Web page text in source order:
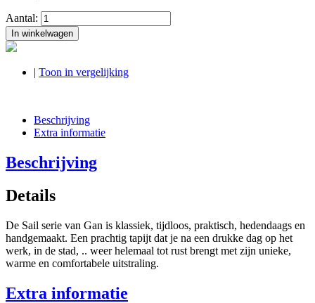
Aantal:
In winkelwagen
| Toon in vergelijking
Beschrijving
Extra informatie
Beschrijving
Details
De Sail serie van Gan is klassiek, tijdloos, praktisch, hedendaags en
handgemaakt. Een prachtig tapijt dat je na een drukke dag op het
werk, in de stad, .. weer helemaal tot rust brengt met zijn unieke,
warme en comfortabele uitstraling.
Extra informatie